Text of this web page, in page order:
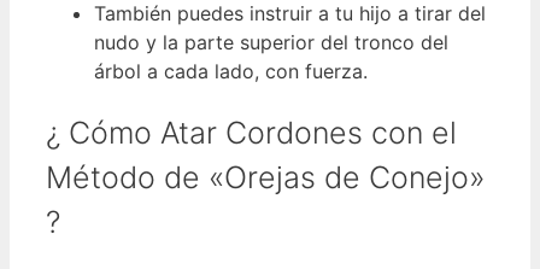
También puedes instruir a tu hijo a tirar del
nudo y la parte superior del tronco del
árbol a cada lado, con fuerza.
¿ Cómo Atar Cordones con el
Método de «Orejas de Conejo»
?